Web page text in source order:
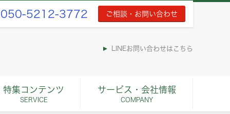
050-5212-3772 ご相談・お問い合わせ
LINEお問い合わせはこちら
特集コンテンツ
SERVICE
サービス・会社情報
COMPANY